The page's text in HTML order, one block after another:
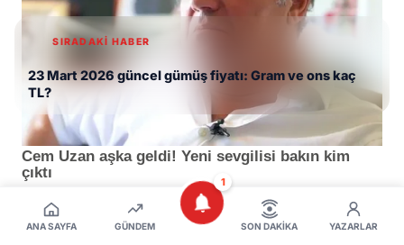
ANA SAYFA GÜNDEM
1
SON DAKIKA YAZARLAR
SIRADAKİ HABER
23 Mart 2026 güncel gümüş fiyatı: Gram ve ons kaç
TL?